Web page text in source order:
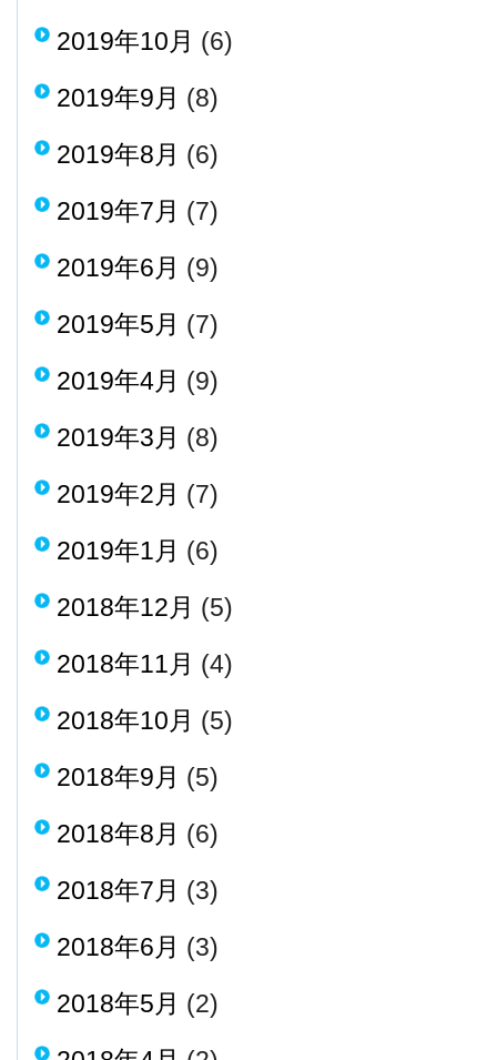
2019年10月 (6)
2019年9月 (8)
2019年8月 (6)
2019年7月 (7)
2019年6月 (9)
2019年5月 (7)
2019年4月 (9)
2019年3月 (8)
2019年2月 (7)
2019年1月 (6)
2018年12月 (5)
2018年11月 (4)
2018年10月 (5)
2018年9月 (5)
2018年8月 (6)
2018年7月 (3)
2018年6月 (3)
2018年5月 (2)